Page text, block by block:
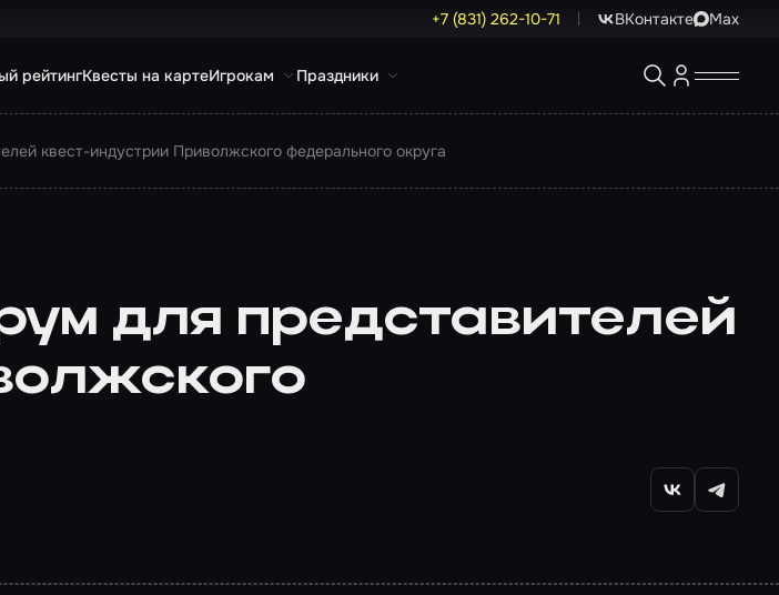
+7 (831) 262-10-71 ВКонтакте Max
рейтингКвесты на картеИгрокам Праздники
квест-индустрии Приволжского федерального округа
для представителей